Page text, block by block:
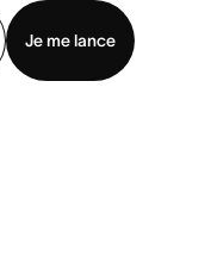
Je me lance